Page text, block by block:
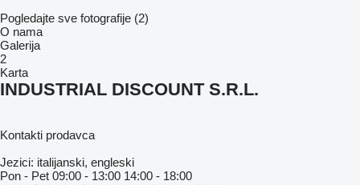
Pogledajte sve fotografije (2)
O nama
Galerija
2
Karta
INDUSTRIAL DISCOUNT S.R.L.
Kontakti prodavca
Jezici: italijanski, engleski
Pon - Pet 09:00 - 13:00 14:00 - 18:00